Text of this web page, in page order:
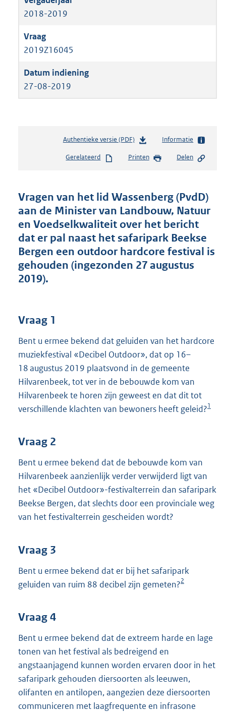
2018-2019
2019Z16045
27-08-2019
Authentieke versie (PDF)b
s
d
s
g
r
o
t
b
Informatie
Gerelateerd Printen Delen
Vragen van het lid Wassenberg (PvdD)
aan de Minister van Landbouw, Natuur
en Voedselkwaliteit over het bericht
dat er pal naast het safaripark Beekse
Bergen een outdoor hardcore festival is
gehouden (ingezonden 27 augustus
2019).
Vraag 1
Bent u ermee bekend dat geluiden van het hardcore
muziekfestival «Decibel Outdoor», dat op 16–
18 augustus 2019 plaatsvond in de gemeente
Hilvarenbeek, tot ver in de bebouwde kom van
Hilvarenbeek te horen zijn geweest en dat dit tot
verschillende klachten van bewoners heeft geleid?1
Vraag 2
Bent u ermee bekend dat de bebouwde kom van
Hilvarenbeek aanzienlijk verder verwijderd ligt van
het «Decibel Outdoor»-festivalterrein dan safaripark
Beekse Bergen, dat slechts door een provinciale weg
van het festivalterrein gescheiden wordt?
Vraag 3
Bent u ermee bekend dat er bij het safaripark
geluiden van ruim 88 decibel zijn gemeten?2
Vraag 4
Bent u ermee bekend dat de extreem harde en lage
tonen van het festival als bedreigend en
angstaanjagend kunnen worden ervaren door in het
safaripark gehouden diersoorten als leeuwen,
olifanten en antilopen, aangezien deze diersoorten
communiceren met laagfrequente en infrasone